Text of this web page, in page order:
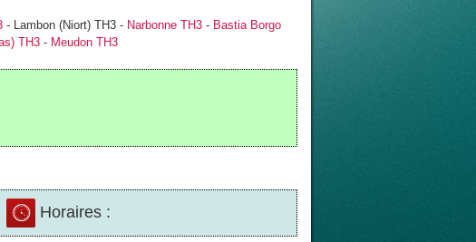
- Lambon (Niort) TH3 - Narbonne TH3 - Bastia Borgo
TH3 - Meudon TH3
Horaires :